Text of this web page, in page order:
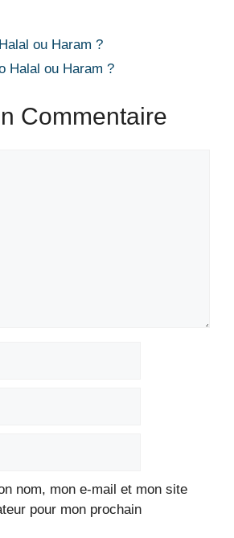
ou Haram ?
Halal ou Haram ?
Commentaire
nom, mon e-mail et mon site
pour mon prochain